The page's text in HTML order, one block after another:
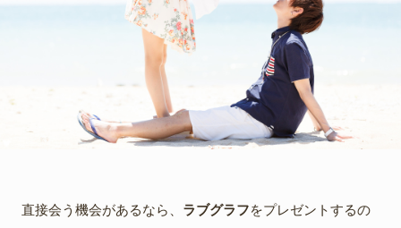
直接会う機会があるなら、 ラブグラフをプレゼントするの